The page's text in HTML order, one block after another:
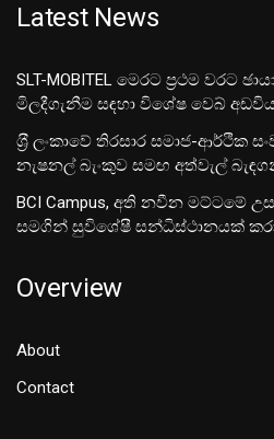
Latest News
SLT-MOBITEL මෙරට ප්‍රථම වරට
මිලදීගැනීම සඳහා විශේෂ වෙබ්
ශ‍්‍රී ලංකාවේ තිරසාර සමාජ-ආර්ථික
නැෂනල් බැංකුව සමඟ අත්වැල්
BCI Campus, අති නවීන මට්ටමේ
සමගින් සුවිශේෂී සන්ධිස්ථානයක්
Overview
About
Contact